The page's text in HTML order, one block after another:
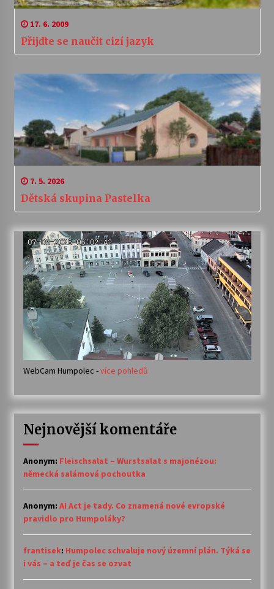
17. 6. 2009
Přijďte se naučit cizí jazyk
7. 5. 2026
Dětská skupina Pastelka
WebCam Humpolec -více pohledů
Nejnovější komentáře
Anonym: Fleischsalat – Wurstsalat s majonézou:
německá salámová pochoutka
Anonym: AI Act je tady. Co znamená nové evropské
pravidlo pro Humpoláky?
frantisek: Humpolec schvaluje nový územní plán. Týká se
i vás – a teď je čas se ozvat